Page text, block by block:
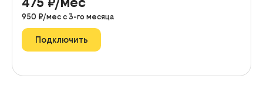
950 ₽/мес с 3-го месяца
Подключить